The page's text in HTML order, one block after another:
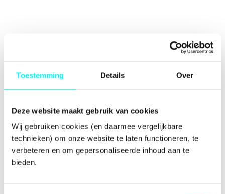
Toestemming Details Over
Deze website maakt gebruik van cookies
Wij gebruiken cookies (en daarmee vergelijkbare
technieken) om onze website te laten functioneren, te
verbeteren en om gepersonaliseerde inhoud aan te
bieden.